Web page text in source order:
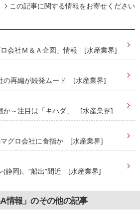
この記事に関する情報をお寄せください
ロ会社Ｍ＆Ａ企図」情報 [水産業界]
の再編が続発ムード [水産業界]
か～注目は「キハダ」 [水産業界]
マグロ会社に食指か [水産業界]
(静岡)、“船出”間近 [水産業界]
情報」のその他の記事